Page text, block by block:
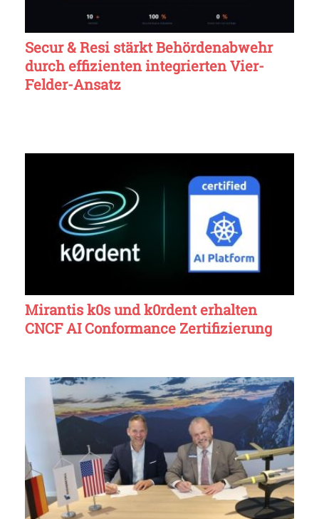
Secur & Resi stärkt Behördenabwehr
durch effizienten integrierten Vier-
Felder-Ansatz
Mirantis k0s und k0rdent erhalten
CNCF AI Conformance Zertifizierung